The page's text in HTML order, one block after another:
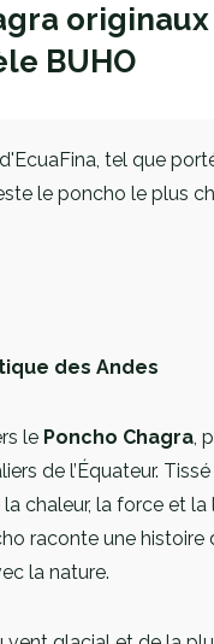
BUHO
tel que
le poncho le plus
des Andes
le Poncho Chagra,
de l’Équateur.
la chaleur, la force et la
raconte une histoire
la nature.